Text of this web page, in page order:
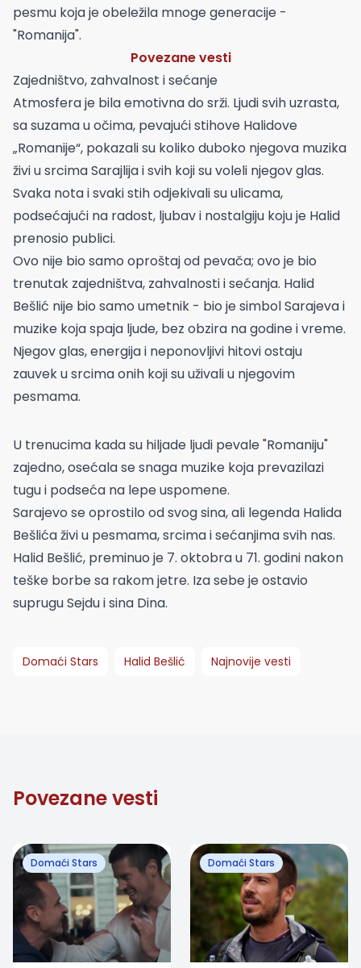
pesmu koja je obeležila mnoge generacije -
"Romanija".
Povezane vesti
Zajedništvo, zahvalnost i sećanje
Atmosfera je bila emotivna do srži. Ljudi svih uzrasta,
sa suzama u očima, pevajući stihove Halidove
„Romanije“, pokazali su koliko duboko njegova muzika
živi u srcima Sarajlija i svih koji su voleli njegov glas.
Svaka nota i svaki stih odjekivali su ulicama,
podsećajući na radost, ljubav i nostalgiju koju je Halid
prenosio publici.
Ovo nije bio samo oproštaj od pevača; ovo je bio
trenutak zajedništva, zahvalnosti i sećanja. Halid
Bešlić nije bio samo umetnik - bio je simbol Sarajeva i
muzike koja spaja ljude, bez obzira na godine i vreme.
Njegov glas, energija i neponovljivi hitovi ostaju
zauvek u srcima onih koji su uživali u njegovim
pesmama.
U trenucima kada su hiljade ljudi pevale "Romaniju"
zajedno, osećala se snaga muzike koja prevazilazi
tugu i podseća na lepe uspomene.
Sarajevo se oprostilo od svog sina, ali legenda Halida
Bešlića živi u pesmama, srcima i sećanjima svih nas.
Halid Bešlić, preminuo je 7. oktobra u 71. godini nakon
teške borbe sa rakom jetre. Iza sebe je ostavio
suprugu Sejdu i sina Dina.
Domaći Stars Halid Bešlić Najnovije vesti
Povezane vesti
Domaći Stars Domaći Stars